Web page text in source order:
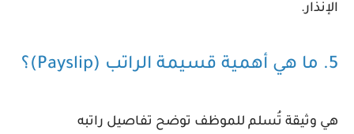
الإنذار.
5. ما هي أهمية قسيمة الراتب (Payslip)؟
هي وثيقة تُسلم للموظف توضح تفاصيل راتبه